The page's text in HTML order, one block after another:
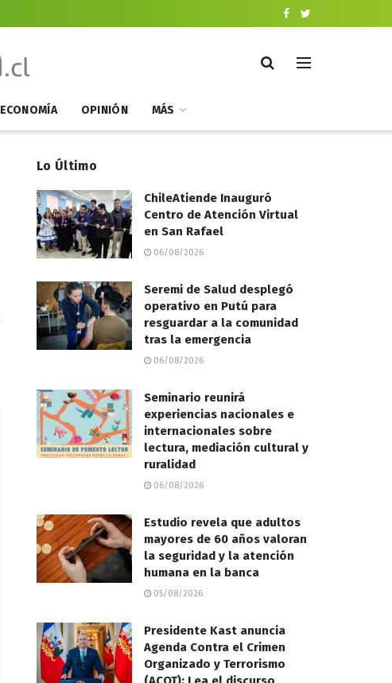
ECONOMÍA OPINIÓN MÁS
Lo Último
ChileAtiende Inauguró
Centro de Atención Virtual
en San Rafael
06/08/2026
Seremi de Salud desplegó
operativo en Putú para
resguardar a la comunidad
tras la emergencia
06/08/2026
Seminario reunirá
experiencias nacionales e
internacionales sobre
lectura, mediación cultural y
ruralidad
06/08/2026
Estudio revela que adultos
mayores de 60 años valoran
la seguridad y la atención
humana en la banca
05/08/2026
Presidente Kast anuncia
Agenda Contra el Crimen
Organizado y Terrorismo